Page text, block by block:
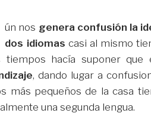
ún nos genera confusión la
dos idiomas casi al mismo
tiempos hacía suponer que
, dando lugar a
más pequeños de la casa
una segunda lengua.